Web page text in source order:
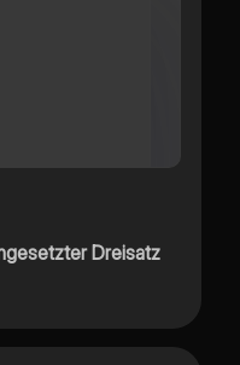
Dreisatz